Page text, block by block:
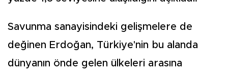
Savunma sanayisindeki gelişmelere de
değinen Erdoğan, Türkiye'nin bu alanda
dünyanın önde gelen ülkeleri arasına